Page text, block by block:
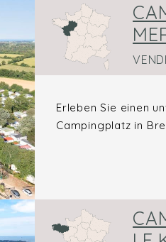
Erleben Sie einen
Campingplatz in